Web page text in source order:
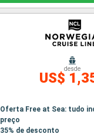
desde
US$
Oferta Free at Sea: tudo
preço
35% de desconto